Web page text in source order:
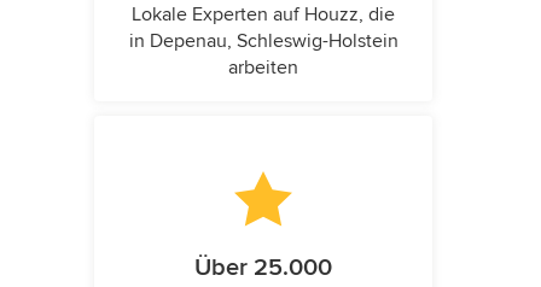
Lokale Experten auf Houzz, die
in Depenau, Schleswig-Holstein
arbeiten
Über 25.000